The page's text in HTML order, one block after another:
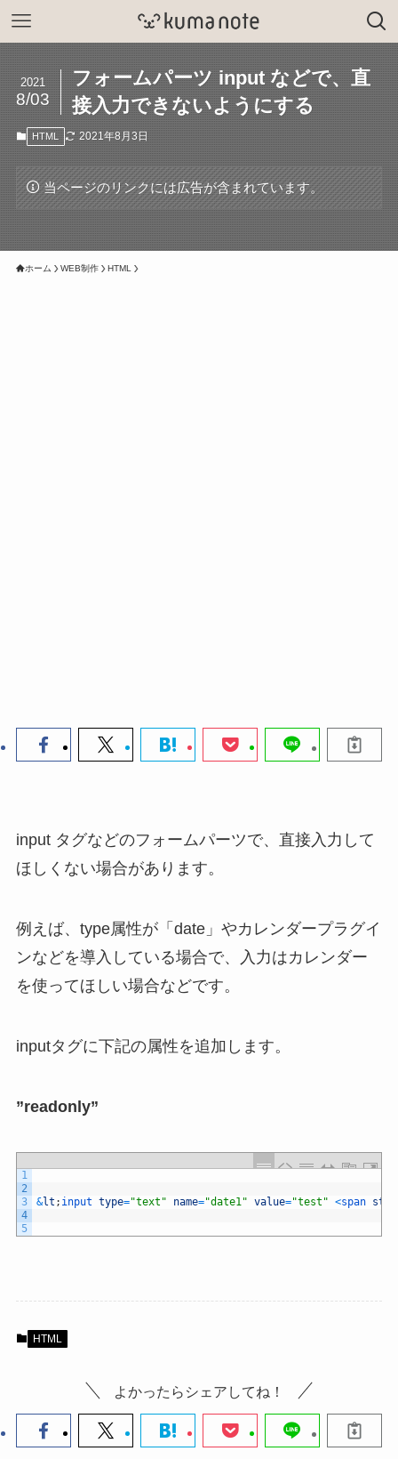
フォームパーツ input などで、直
接入力できないようにする
2021
8/03
HTML 2021年8月3日
当ページのリンクには広告が含まれています。
ホーム WEB制作 HTML
input タグなどのフォームパーツで、直接入力して
ほしくない場合があります。
例えば、type属性が「date」やカレンダープラグイ
ンなどを導入している場合で、入力はカレンダー
を使ってほしい場合などです。
inputタグに下記の属性を追加します。
”readonly”
1
2
3
4
5
&lt ; input type="text" name="date1" value="test" <span
HTML
よかったらシェアしてね！